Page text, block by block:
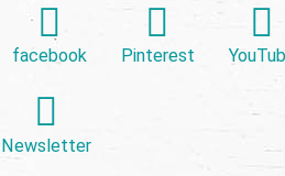
facebook Pinterest
Newsletter